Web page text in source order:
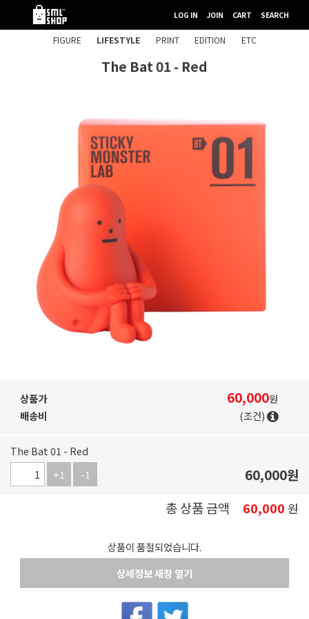
LOG IN JOIN CART SEARCH
FIGURE LIFESTYLE PRINT EDITION ETC
The Bat 01 - Red
상품가 60,000원
배송비
(조건)
The Bat 01 - Red
+1
-1 60,000원
총 상품 금액
60,000 원
상품이 품절되었습니다.
상세정보 새창 열기